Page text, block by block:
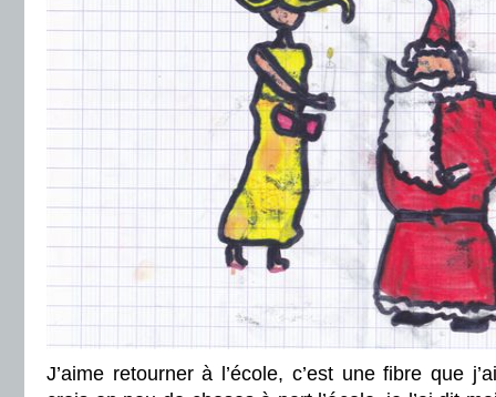
J’aime retourner à l’école, c’est une fibre que